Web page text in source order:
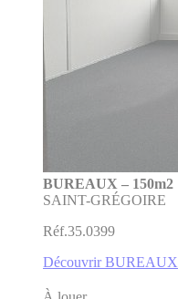
BUREAUX – 150m2
SAINT-GRÉGOIRE
Réf.35.0399
Découvrir BUREAUX